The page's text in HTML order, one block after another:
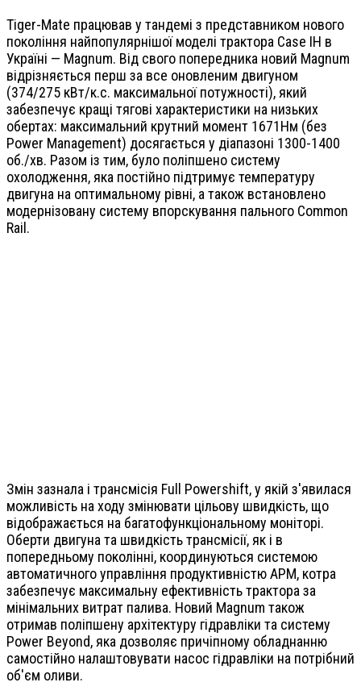
Tiger-Mate працював у тандемі з представником нового
покоління найпопулярнішої моделі трактора Case IH в
Україні — Magnum. Від свого попередника новий Magnum
відрізняється перш за все оновленим двигуном
(374/275 кВт/к.с. максимальної потужності), який
забезпечує кращі тягові характеристики на низьких
обертах: максимальний крутний момент 1671Нм (без
Power Management) досягається у діапазоні 1300-1400
об./хв. Разом із тим, було поліпшено систему
охолодження, яка постійно підтримує температуру
двигуна на оптимальному рівні, а також встановлено
модернізовану систему впорскування пального Common
Rail.
Змін зазнала і трансмісія Full Powershift, у якій з'явилася
можливість на ходу змінювати цільову швидкість, що
відображається на багатофункціональному моніторі.
Оберти двигуна та швидкість трансмісії, як і в
попередньому поколінні, координуються системою
автоматичного управління продуктивністю APM, котра
забезпечує максимальну ефективність трактора за
мінімальних витрат палива. Новий Magnum також
отримав поліпшену архітектуру гідравліки та систему
Power Beyond, яка дозволяє причіпному обладнанню
самостійно налаштовувати насос гідравліки на потрібний
об'єм оливи.